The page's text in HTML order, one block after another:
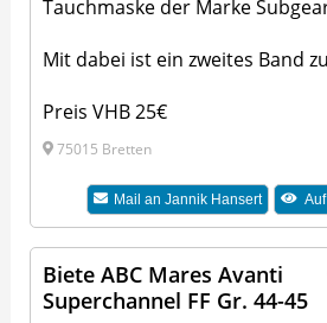
Tauchmaske der Marke
Mit dabei ist ein zweites Band
Preis VHB 25€
75015 Bretten
Mail anJannik Hansert
Biete ABC Mares Avanti
Superchannel FF Gr. 44-45